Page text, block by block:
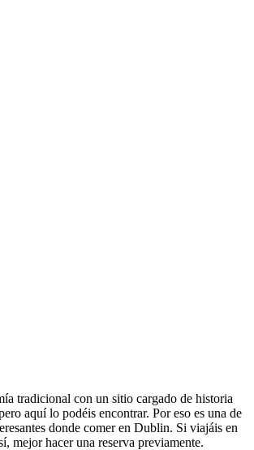
tradicional con un sitio cargado de historia
aquí lo podéis encontrar. Por eso es una de
donde comer en Dublin. Si viajáis en
mejor hacer una reserva previamente.